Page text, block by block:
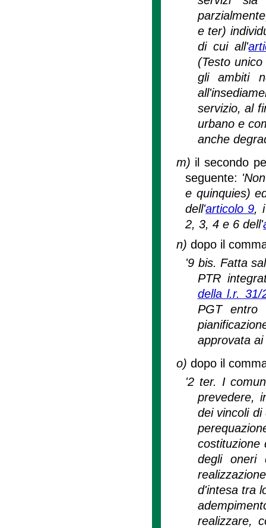
e ter)
di cui all'
(Testo
gli ambiti
servizio, al
urbano e
anche
m) il secondo
seguente:
e quinquies)
dell'articolo 9,
2, 3, 4 e 6 dell'
n) dopo il
'9 bis. Fatta
PTR
della l.r. 31/
PGT entro
approvata
o) dopo il
'2 ter. I
prevedere,
dei vincoli
costituzione
degli oneri
d'intesa tra
realizzare,